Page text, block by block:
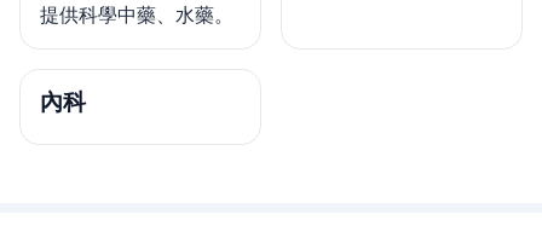
提供科學中藥、水藥。
內科